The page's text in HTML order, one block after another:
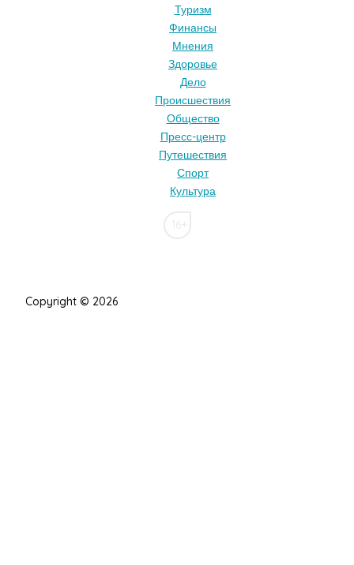
Туризм
Финансы
Мнения
Здоровье
Дело
Происшествия
Общество
Пресс-центр
Путешествия
Спорт
Культура
Copyright © 2026